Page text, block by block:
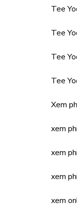
Tee
Tee
Tee
Tee
Xem
xem
xem
xem
xem